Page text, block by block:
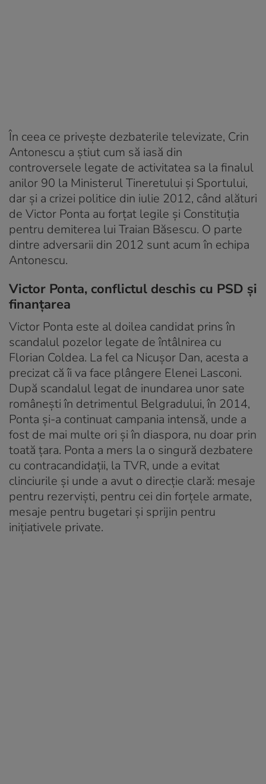
În ceea ce privește dezbaterile televizate, Crin
Antonescu a știut cum să iasă din
controversele legate de activitatea sa la finalul
anilor 90 la Ministerul Tineretului și Sportului,
dar și a crizei politice din iulie 2012, când alături
de Victor Ponta au forțat legile și Constituția
pentru demiterea lui Traian Băsescu. O parte
dintre adversarii din 2012 sunt acum în echipa
Antonescu.
Victor Ponta, conflictul deschis cu PSD și
finanțarea
Victor Ponta este al doilea candidat prins în
scandalul pozelor legate de întâlnirea cu
Florian Coldea. La fel ca Nicușor Dan, acesta a
precizat că îi va face plângere Elenei Lasconi.
După scandalul legat de inundarea unor sate
românești în detrimentul Belgradului, în 2014,
Ponta și-a continuat campania intensă, unde a
fost de mai multe ori și în diaspora, nu doar prin
toată țara. Ponta a mers la o singură dezbatere
cu contracandidații, la TVR, unde a evitat
clinciurile și unde a avut o direcție clară: mesaje
pentru rezerviști, pentru cei din forțele armate,
mesaje pentru bugetari și sprijin pentru
inițiativele private.